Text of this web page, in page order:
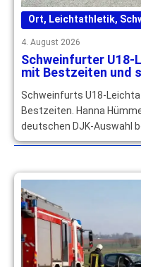
Ort, Leichtathletik,
4. August 2026
Schweinfurter U18-
mit Bestzeiten und
Schweinfurts U18-
Bestzeiten. Hanna
deutschen DJK-Auswahl